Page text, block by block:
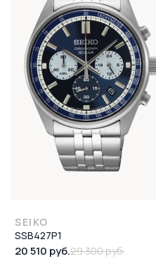
SEIKO
SSB427P1
20 510 руб.29 300 руб.